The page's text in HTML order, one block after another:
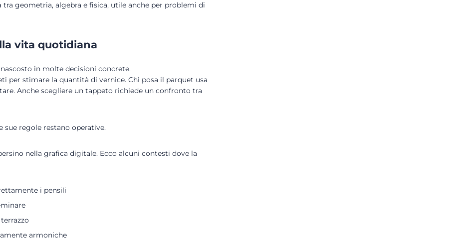
geometria, algebra e fisica, utile anche per problemi di
vita quotidiana
in molte decisioni concrete.
per stimare la quantità di vernice. Chi posa il parquet usa
Anche scegliere un tappeto richiede un confronto tra
regole restano operative.
nella grafica digitale. Ecco alcuni contesti dove la
i pensili
armoniche